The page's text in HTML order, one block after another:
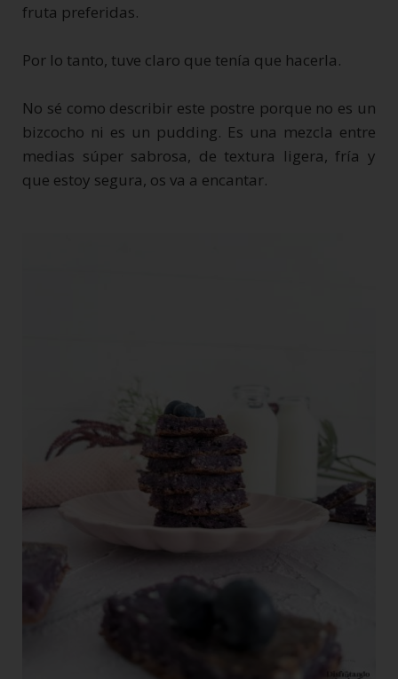
fruta preferidas.
Por lo tanto, tuve claro que tenía que hacerla.
No sé como describir este postre porque no es un
bizcocho ni es un pudding. Es una mezcla entre
medias súper sabrosa, de textura ligera, fría y
que estoy segura, os va a encantar.